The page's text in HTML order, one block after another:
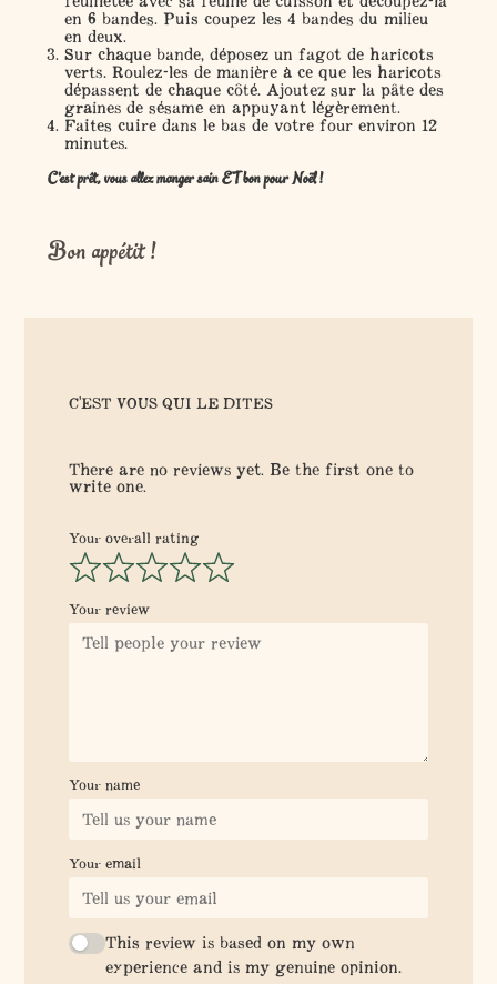
en 6 bandes. Puis coupez les 4 bandes du milieu
en deux.
Sur chaque bande, déposez un fagot de haricots
verts. Roulez-les de manière à ce que les haricots
dépassent de chaque côté. Ajoutez sur la pâte des
graines de sésame en appuyant légèrement.
Faites cuire dans le bas de votre four environ 12
minutes.
C'est prêt, vous allez manger sain ET bon pour Noël !
Bon appétit !
C'EST VOUS QUI LE DITES
There are no reviews yet. Be the first one to
write one.
Your overall rating
Your review
Your name
Your email
This review is based on my own
experience and is my genuine opinion.